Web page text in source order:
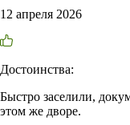
12 апреля 2026
Достоинства:
Быстро заселили,
этом же дворе.